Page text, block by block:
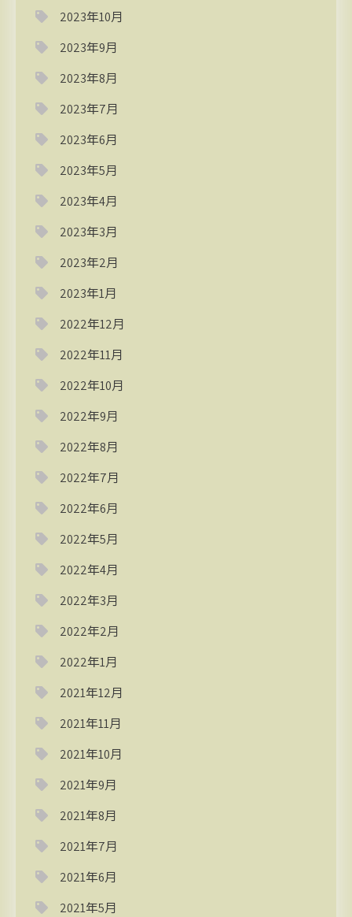
2023年10月
2023年9月
2023年8月
2023年7月
2023年6月
2023年5月
2023年4月
2023年3月
2023年2月
2023年1月
2022年12月
2022年11月
2022年10月
2022年9月
2022年8月
2022年7月
2022年6月
2022年5月
2022年4月
2022年3月
2022年2月
2022年1月
2021年12月
2021年11月
2021年10月
2021年9月
2021年8月
2021年7月
2021年6月
2021年5月